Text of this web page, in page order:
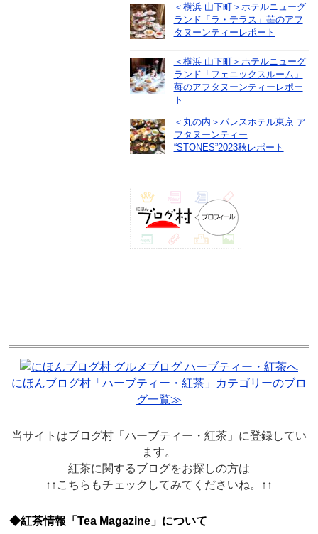
＜横浜 山下町＞ホテルニューグ
ランド「ラ・テラス」苺のアフ
タヌーンティーレポート
＜横浜 山下町＞ホテルニューグ
ランド「フェニックスルーム」
苺のアフタヌーンティーレポー
ト
＜丸の内＞パレスホテル東京 ア
フタヌーンティー
“STONES”2023秋レポート
にほんブログ村「ハーブティー・紅茶」カテゴリーのブロ
グ一覧≫
当サイトはブログ村「ハーブティー・紅茶」に登録してい
ます。
紅茶に関するブログをお探しの方は
↑↑こちらもチェックしてみてくださいね。↑↑
◆紅茶情報「Tea Magazine」について